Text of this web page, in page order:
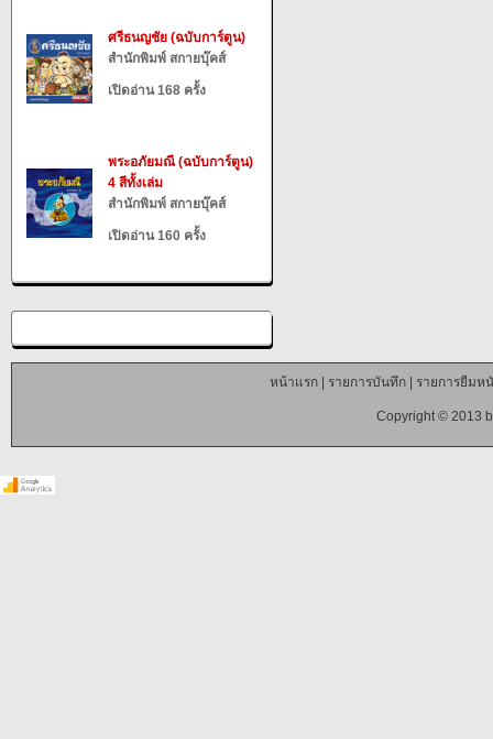
ศรีธนญชัย (ฉบับการ์ตูน)
สำนักพิมพ์ สกายบุ๊คส์
เปิดอ่าน 168 ครั้ง
พระอภัยมณี (ฉบับการ์ตูน)
4 สีทั้งเล่ม
สำนักพิมพ์ สกายบุ๊คส์
เปิดอ่าน 160 ครั้ง
หน้าแรก| รายการบันทึก| รายการยืมห
Copyright © 2013